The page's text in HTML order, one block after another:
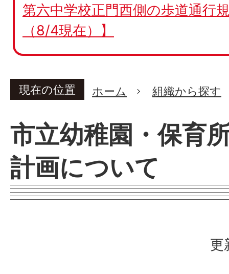
第六中学校正門西側の歩道通行
（8/4現在）】
現在の位置 ホーム 組織から探す
市立幼稚園・保育
計画について
更